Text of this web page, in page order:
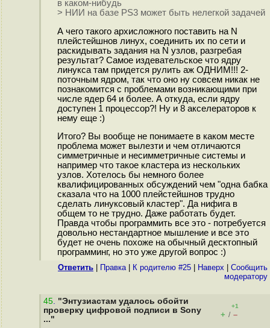
в каком-нибудь
> НИИ на базе PS3 может быть нелегкой задачей
А чего такого архисложного поставить на N
плейстейшнов линух, соединить их по сети и
раскидывать задания на N узлов, разгребая
результат? Самое издевательское что ядру
линукса там придется рулить аж ОДНИМ!!! 2-
поточным ядром, так что оно ну совсем никак не
познакомится с проблемами возникающими при
числе ядер 64 и более. А откуда, если ядру
доступен 1 процессор?! Ну и 8 акселераторов к
нему еще :)
Итого? Вы вообще не понимаете в каком месте
проблема может вылезти и чем отличаются
симметричные и несимметричные системы и
например что такое кластера из нескольких
узлов. Хотелось бы немного более
квалифицированных обсуждений чем "одна бабка
сказала что на 1000 плейстейшнов трудно
сделать линуксовый кластер". Да нифига в
общем то не трудно. Даже работать будет.
Правда чтобы программить все это - потребуется
довольно нестандартное мышление и все это
будет не очень похоже на обычный десктопный
программинг, но это уже другой вопрос :)
Ответить Правка| К родителю #25 Наверх
Cообщить
модератору
45. "Энтузиастам удалось обойти
проверку цифровой подписи в Sony
..."
+1
+ / –